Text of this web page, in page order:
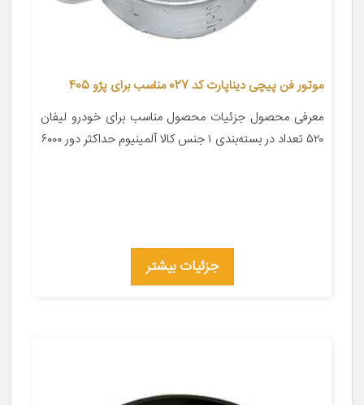
موتور فن پیچی دیناپارت کد 027 مناسب برای پژو 405
معرفی محصول جزئیات محصول مناسب برای خودرو لیفان
۵۲۰ تعداد در بسته‌بندی ۱ جنس کالا آلمینیوم حداکثر دور ۶۰۰۰
جزئیات بیشتر